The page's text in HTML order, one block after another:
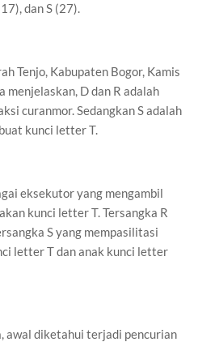
dan S (27).
Tenjo, Kabupaten Bogor, Kamis
D dan R adalah
curanmor. Sedangkan S adalah
kunci letter T.
eksekutor yang mengambil
kunci letter T. Tersangka R
S yang mempasilitasi
letter T dan anak kunci letter
awal diketahui terjadi pencurian